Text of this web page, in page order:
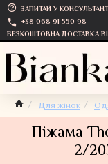
ЗАПИТАЙ У
+38 068 91 550 98
БЕЗКОШТОВНА ДОСТАВКА
Для жінок
Піжама
2/